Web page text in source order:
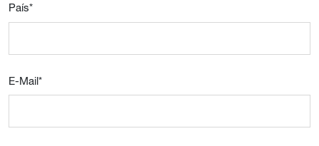
País*
E-Mail*